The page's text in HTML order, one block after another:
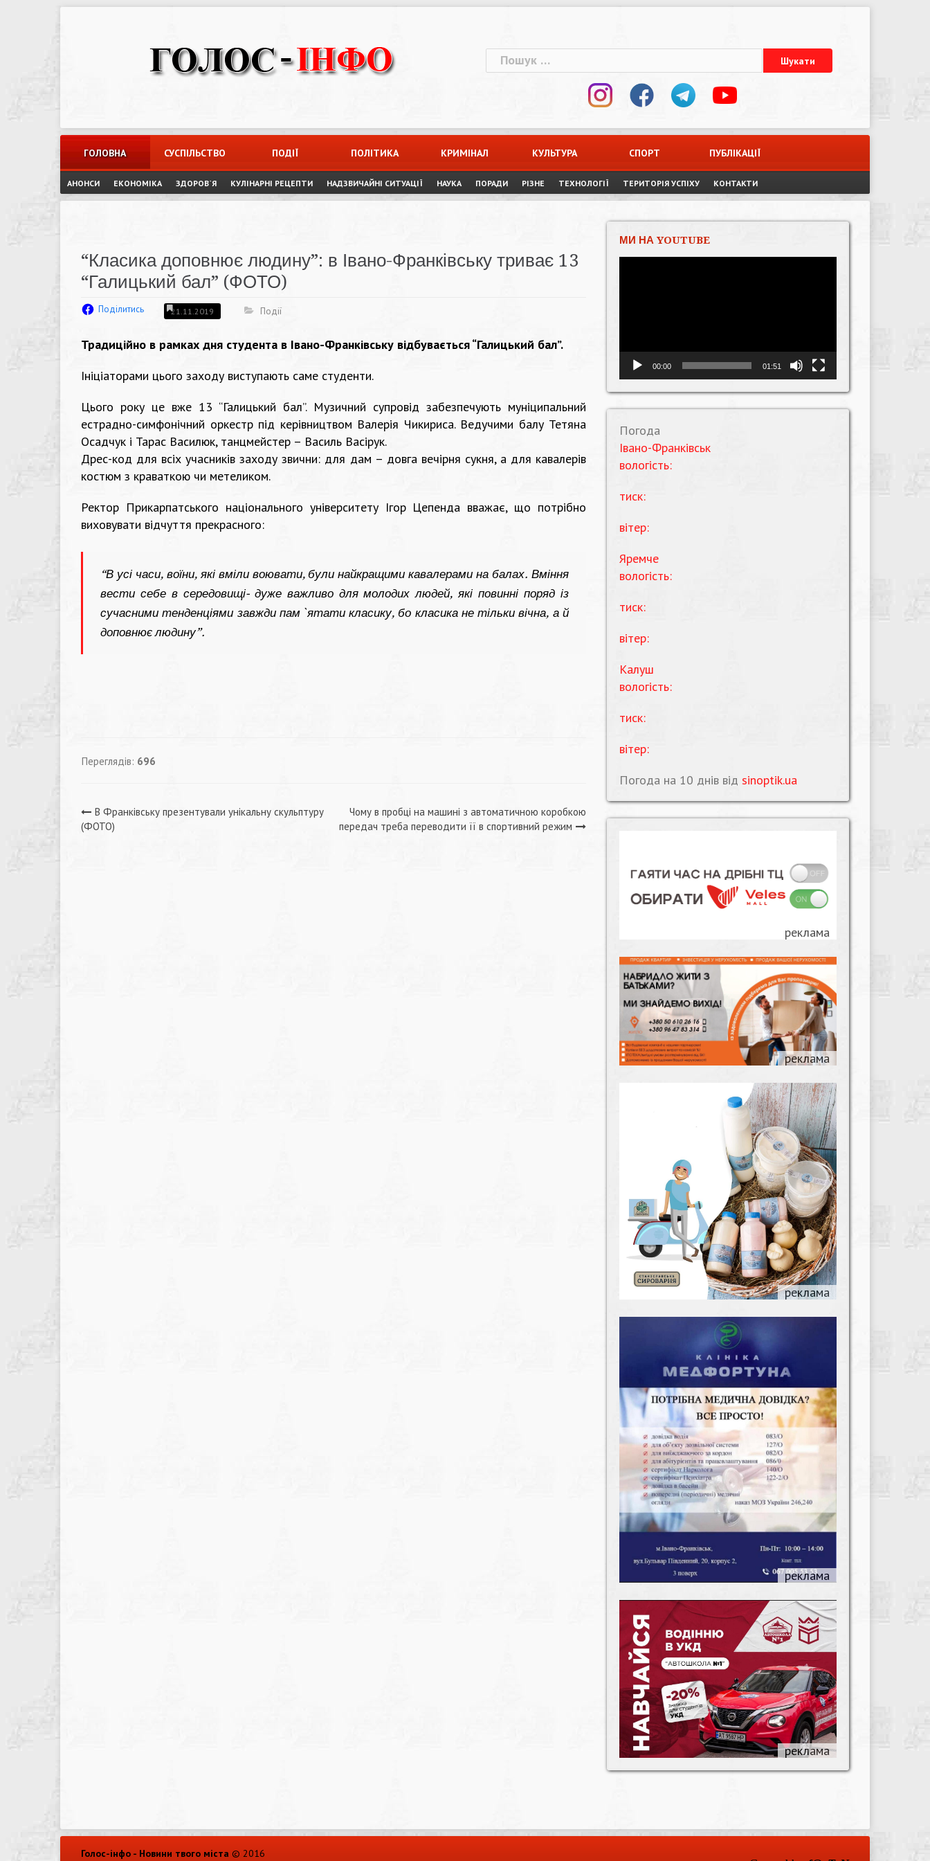
Пошук:
ГОЛОВНА СУСПІЛЬСТВО ПОДІЇ ПОЛІТИКА КРИМІНАЛ КУЛЬТУРА СПОРТ ПУБЛІКАЦІЇ
АНОНСИ ЕКОНОМІКА ЗДОРОВ`Я КУЛІНАРНІ РЕЦЕПТИ НАДЗВИЧАЙНІ СИТУАЦІЇ НАУКА ПОРАДИ РІЗНЕ ТЕХНОЛОГІЇ ТЕРИТОРІЯ УСПІХУ КОНТАКТИ
“Класика доповнює людину”: в Івано-Франківську триває 13
“Галицький бал” (ФОТО)
Поділитись 21.11.2019 Події
Традиційно в рамках дня студента в Івано-Франківську відбувається “Галицький бал”.
Ініціаторами цього заходу виступають саме студенти.
Цього року це вже 13 “Галицький бал”. Музичний супровід забезпечують муніципальний
естрадно-симфонічний оркестр під керівництвом Валерія Чикириса. Ведучими балу Тетяна
Осадчук і Тарас Василюк, танцмейстер – Василь Васірук.
Дрес-код для всіх учасників заходу звични: для дам – довга вечірня сукня, а для кавалерів
костюм з краваткою чи метеликом.
Ректор Прикарпатського національного університету Ігор Цепенда вважає, що потрібно
виховувати відчуття прекрасного:
“В усі часи, воїни, які вміли воювати, були найкращими кавалерами на балах. Вміння
вести себе в середовищі- дуже важливо для молодих людей, які повинні поряд із
сучасними тенденціями завжди пам`ятати класику, бо класика не тільки вічна, а й
доповнює людину”.
Переглядів: 696
Навігація
В Франківську презентували унікальну скульптуру
(ФОТО)
Чому в пробці на машині з автоматичною коробкою
передач треба переводити її в спортивний режим
МИ НА YOUTUBE
00:00 01:51
Погода
Івано-Франківськ
вологість:
тиск:
вітер:
Яремче
вологість:
тиск:
вітер:
Калуш
вологість:
тиск:
вітер:
Погода на 10 днів від sinoptik.ua
Голос-інфо - Новини твого міста © 2016